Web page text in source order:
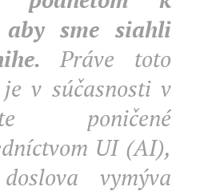
sme siahli
Práve toto
v súčasnosti v
poničené
UI (AI),
vymýva